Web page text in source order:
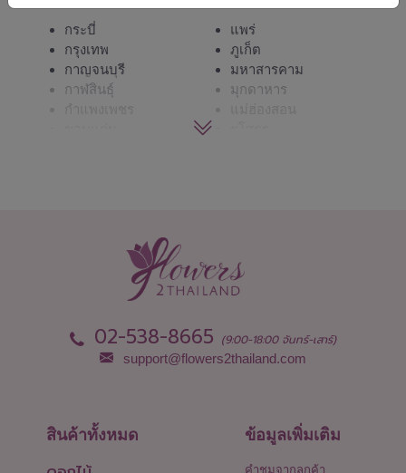
กระบี่
กรุงเทพ
กาญจนบุรี
กาฬสินธุ์
ตราด
ตาก
นครราชสีมา
นครสวรรค์
แพร่
ภูเก็ต
มหาสารคาม
มุกดาหาร
ลำพูน
เลย
สงขลา
สตูล
สมุทรสาคร
สระแก้ว
สระบุรี
02-538-8665 (9:00-18:00 จันทร์-เสาร์)
support@flowers2thailand.com
สินค้าทั้งหมด ข้อมูลเพิ่มเติม
คำชมจากลูกค้า